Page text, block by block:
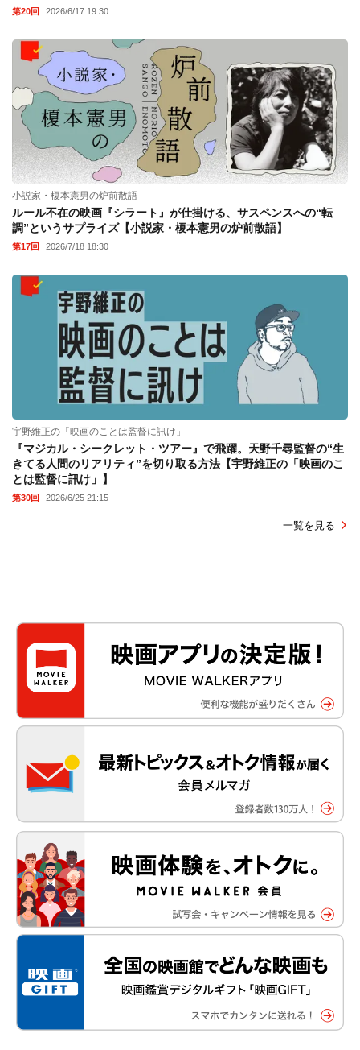
第20回 2026/6/17 19:30
小説家・榎本憲男の炉前散語
ルール不在の映画『シラート』が仕掛ける、サスペンスへの“転
調”というサプライズ【小説家・榎本憲男の炉前散語】
第17回 2026/7/18 18:30
宇野維正の「映画のことは監督に訊け」
『マジカル・シークレット・ツアー』で飛躍。天野千尋監督の“生
きてる人間のリアリティ”を切り取る方法【宇野維正の「映画のこ
とは監督に訊け」】
第30回 2026/6/25 21:15
一覧を見る